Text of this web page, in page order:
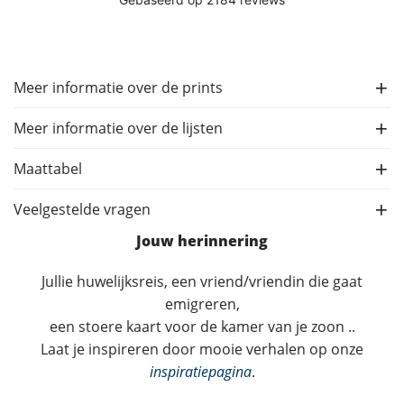
Meer informatie over de prints
Meer informatie over de lijsten
Maattabel
Veelgestelde vragen
Jouw herinnering
Jullie huwelijksreis, een vriend/vriendin die gaat
emigreren,
een stoere kaart voor de kamer van je zoon ..
Laat je inspireren door mooie verhalen op onze
inspiratiepagina.